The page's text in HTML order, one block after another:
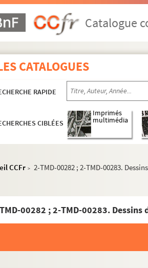
Catalogue
CATALOGUES
RAPIDE
CIBLÉES
Imprimés
multimédia
CCFr > 2-TMD-00282 ; 2-TMD-00283.
00282 ; 2-TMD-00283. Dessins